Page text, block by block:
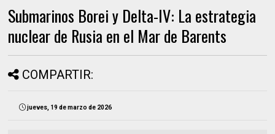
Submarinos Borei y Delta-IV: La estrategia
nuclear de Rusia en el Mar de Barents
COMPARTIR:
jueves, 19 de marzo de 2026